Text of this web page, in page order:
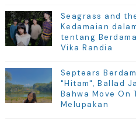
Seagrass and
Kedamaian
tentang
Vika Randia
Septears
"Hitam", Ballad
Bahwa Move On
Melupakan